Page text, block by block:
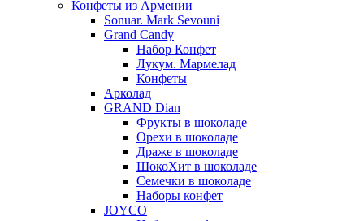
Конфеты из Армении
Sonuar. Mark Sevouni
Grand Candy
Набор Конфет
Лукум. Мармелад
Конфеты
Арколад
GRAND Dian
Фрукты в шоколаде
Орехи в шоколаде
Драже в шоколаде
ШокоХит в шоколаде
Семечки в шоколаде
Наборы конфет
JOYCO